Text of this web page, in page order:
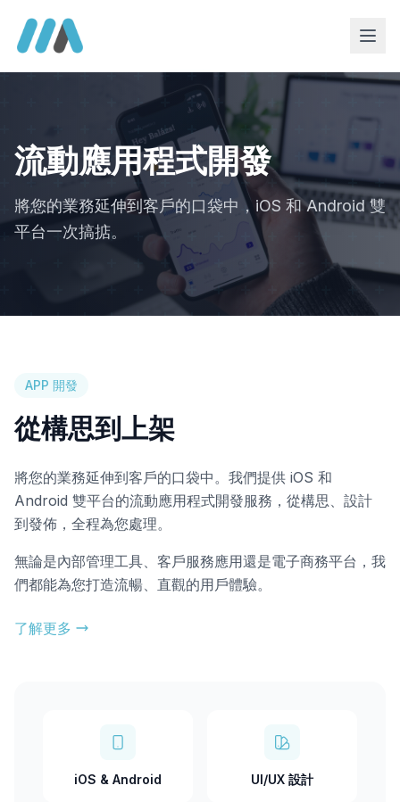
主機租用
其他服務
CRM / 企業系統開發
流動應用程式開發
將您的業務延伸到客戶的口袋中，iOS 和 Android 雙
平台一次搞掂。
APP 開發
從構思到上架
將您的業務延伸到客戶的口袋中。我們提供 iOS 和
Android 雙平台的流動應用程式開發服務，從構思、設計
到發佈，全程為您處理。
無論是內部管理工具、客戶服務應用還是電子商務平台，我
們都能為您打造流暢、直觀的用戶體驗。
了解更多
iOS & Android UI/UX 設計